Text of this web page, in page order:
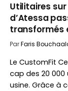
Utilitaires sur
d’Atessa
transformés
ParFaris
Le CustomFit
cap des 20
usine. Grâce à